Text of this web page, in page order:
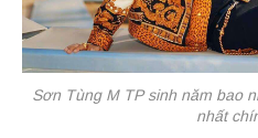
Sơn Tùng M TP sinh năm bao
nhất